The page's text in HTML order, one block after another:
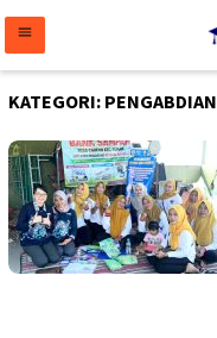
konten
KATEGORI: PENGABDIAN